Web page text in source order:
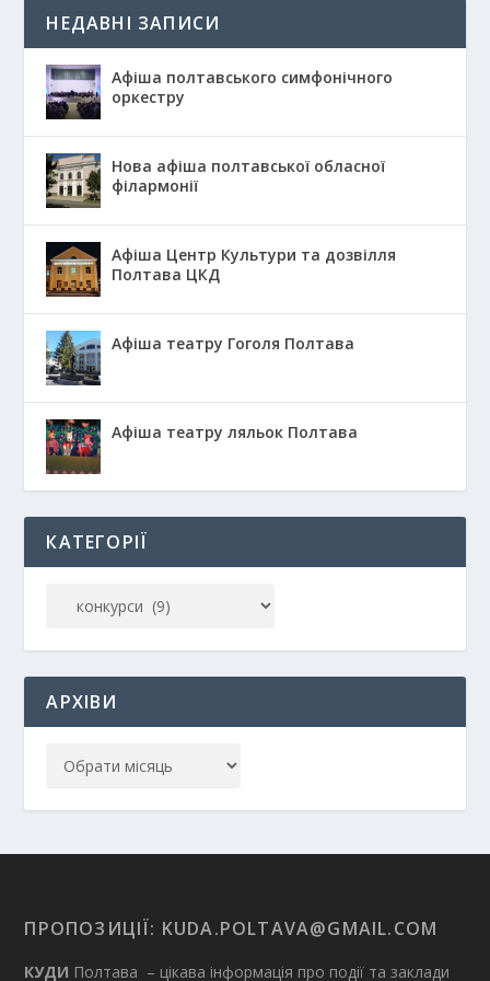
НЕДАВНІ ЗАПИСИ
Афіша полтавського симфонічного
оркестру
Нова афіша полтавської обласної
філармонії
Афіша Центр Культури та дозвілля
Полтава ЦКД
Афіша театру Гоголя Полтава
Афіша театру ляльок Полтава
КАТЕГОРІЇ
АРХІВИ
ПРОПОЗИЦІЇ: KUDA.POLTAVA@GMAIL.COM
КУДИ Полтава – цікава інформація про події та заклади